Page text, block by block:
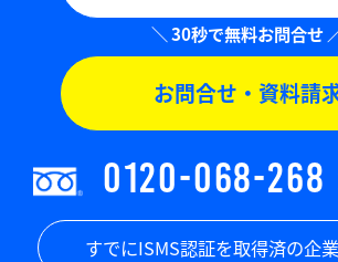
お問合せ・資料請
0120-068-268
すでにISMS認証を取得済の企